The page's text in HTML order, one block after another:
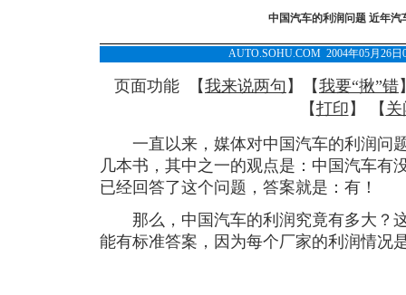
中国汽车的利润问题 近年汽
AUTO.SOHU.COM 2004年05月26
页面功能 【我来说两句 】【我要“揪”错
【打印 】 【 关
一直以来，媒体对中国汽车的利润问
几本书，其中之一的观点是：中国汽车有
已经回答了这个问题，答案就是：有！
那么，中国汽车的利润究竟有多大？
能有标准答案，因为每个厂家的利润情况